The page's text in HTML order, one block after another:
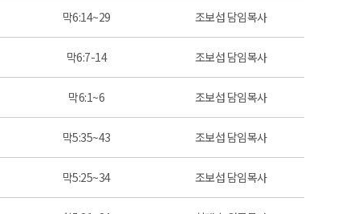
막6:14~29 조보섭 담임목사
막6:7-14 조보섭 담임목사
막6:1~6 조보섭 담임목사
막5:35~43 조보섭 담임목사
막5:25~34 조보섭 담임목사